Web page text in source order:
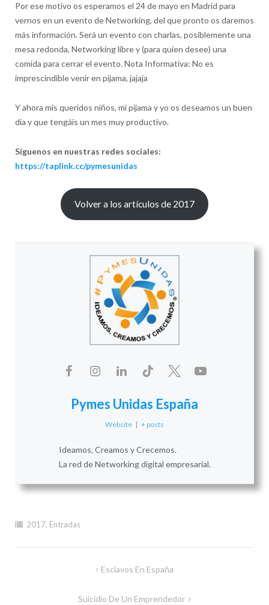
Por ese motivo os esperamos el 24 de mayo en Madrid para
vernos en un evento de Networking, del que pronto os daremos
más información. Será un evento con charlas, posiblemente una
mesa redonda, Networking libre y (para quien desee) una
comida para cerrar el evento. Nota Informativa: No es
imprescindible venir en pijama, jajaja
Y ahora mis queridos niños, mi pijama y yo os deseamos un buen
día y que tengáis un mes muy productivo.
Síguenos en nuestras redes sociales:
https://taplink.cc/pymesunidas
Volver a los artículos de 2017
Pymes Unidas España
Website | + posts
Ideamos, Creamos y Crecemos.
La red de Networking digital empresarial.
2017, Entradas
Esclavos En España
Suicidio De Un Emprendedor